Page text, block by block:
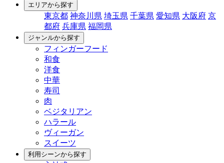
エリアから探す
東京都 神奈川県 埼玉県 千葉県 愛知県 大阪府 京
都府 兵庫県 福岡県
ジャンルから探す
フィンガーフード
和食
洋食
中華
寿司
肉
ベジタリアン
ハラール
ヴィーガン
スイーツ
利用シーンから探す